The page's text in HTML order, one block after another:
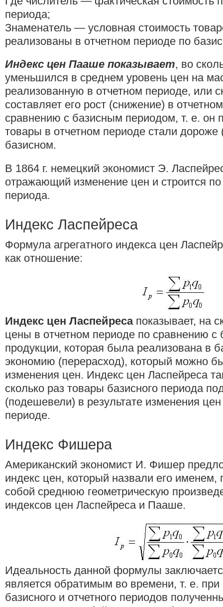
периода;
Знаменатель — условная стоимость
реализованы в отчетном периоде по
Индекс цен Пааше показывает, во
уменьшился в среднем уровень цен на
реализованную в отчетном периоде, или
составляет его рост (снижение) в
сравнению с базисным периодом, т. е. он
товары в отчетном периоде стали
базисном.
В 1864 г. немецкий экономист Э.
отражающий изменение цен и строится по
периода.
Индекс Ласпейреса
Формула агрегатного индекса цен
как отношение:
Индекс цен Ласпейресапоказывает, на
цены в отчетном периоде по сравнению с
продукции, которая была реализована в
экономию (перерасход), который можно
изменения цен. Индекс цен Ласпейреса
сколько раз товары базисного периода
(подешевели) в результате изменения
периоде.
Индекс Фишера
Американский экономист И. Фишер
индекс цен, который назвали его
собой среднюю геометрическую
индексов цен Ласпейреса и Пааше.
Идеальность данной формулы
является обратимым во времени, т. е. при
базисного и отчетного периодов